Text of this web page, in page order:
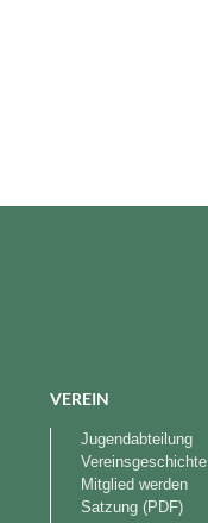
VEREIN
Jugendabteilung
Vereinsgeschichte
Mitglied werden
Satzung (PDF)